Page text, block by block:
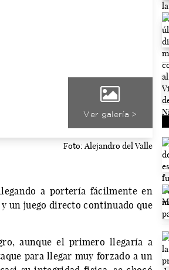
Ver galería >
Foto: Alejandro del Valle
a portería fácilmente en
un juego directo continuado que
aunque el primero llegaría a
para llegar muy forzado a un